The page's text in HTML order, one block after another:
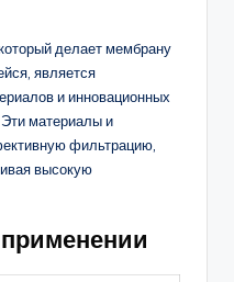
делает мембрану
является
и инновационных
Эти материалы и
фильтрацию,
высокую